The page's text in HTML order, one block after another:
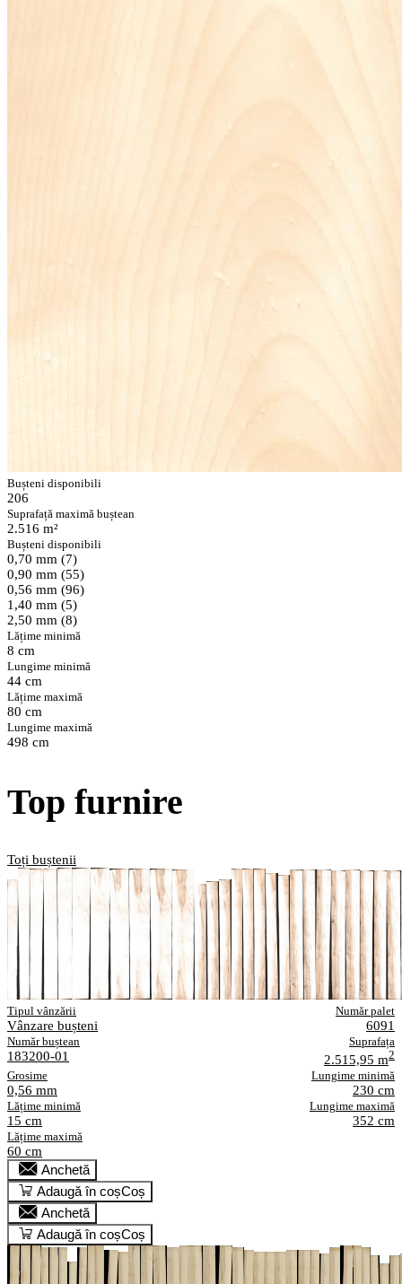
Bușteni disponibili
206
Suprafață maximă buștean
2.516 m²
Bușteni disponibili
0,70 mm (7)
0,90 mm (55)
0,56 mm (96)
1,40 mm (5)
2,50 mm (8)
Lățime minimă
8 cm
Lungime minimă
44 cm
Lățime maximă
80 cm
Lungime maximă
498 cm
Top furnire
Toți buștenii
Tipul vânzării
Vânzare bușteni
Număr palet
6091
Număr buștean
183200-01
Suprafața
2.515,95 m2
Grosime
0,56 mm
Lungime minimă
230 cm
Lățime minimă
15 cm
Lungime maximă
352 cm
Lățime maximă
60 cm
Anchetă
Adaugă în coșCoș
Anchetă
Adaugă în coșCoș